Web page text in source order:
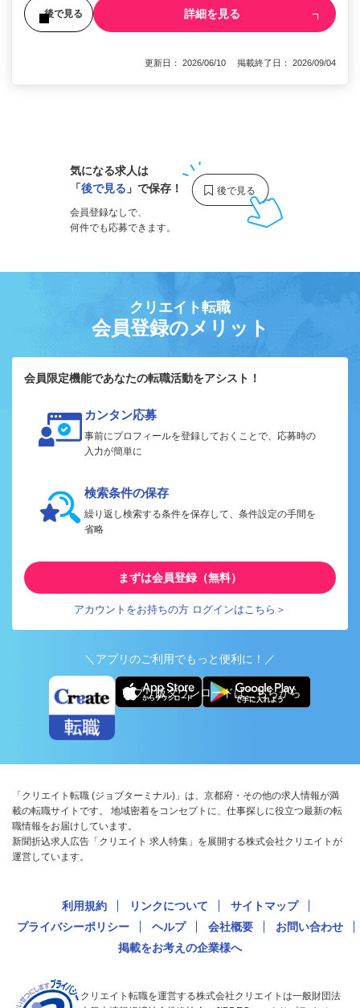
後で見る 詳細を見る
更新日： 2026/06/10 掲載終了日： 2026/09/04
気になる求人は
「後で見る 」で保存！
会員登録なしで、
何件でも応募できます。
クリエイト転職
会員登録のメリット
会員限定機能であなたの転職活動をアシスト！
カンタン応募
事前にプロフィールを登録しておくことで、応募時の
入力が簡単に
検索条件の保存
繰り返し検索する条件を保存して、条件設定の手間を
省略
まずは会員登録（無料）
アカウントをお持ちの方 ログインはこちら＞
＼アプリのご利用でもっと便利に！／
アプリ版ダウンロードはこちらから
「クリエイト転職 (ジョブターミナル)」は、京都府・その他の求人情報が満
載の転職サイトです。 地域密着をコンセプトに、仕事探しに役立つ最新の転
職情報をお届けしています。
新聞折込求人広告「クリエイト 求人特集」を展開する株式会社クリエイトが
運営しています。
利用規約 リンクについて
サイトマップ
プライバシーポリシー
ヘルプ 会社概要
お問い合わせ
掲載をお考えの企業様へ
クリエイト転職を運営する株式会社クリエイトは一般財団法